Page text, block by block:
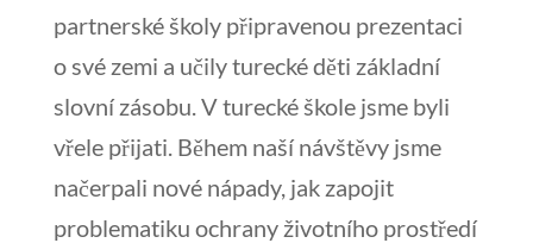
partnerské školy připravenou prezentaci
o své zemi a učily turecké děti základní
slovní zásobu. V turecké škole jsme byli
vřele přijati. Během naší návštěvy jsme
načerpali nové nápady, jak zapojit
problematiku ochrany životního prostředí